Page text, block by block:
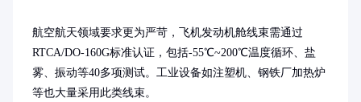
航空航天领域要求更为严苛，飞机发动机舱线束需通过
RTCA/DO-160G标准认证，包括-55℃~200℃温度循环、盐
雾、振动等40多项测试。工业设备如注塑机、钢铁厂加热炉
等也大量采用此类线束。